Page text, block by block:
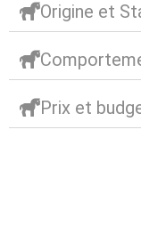
Origine et
Prix et